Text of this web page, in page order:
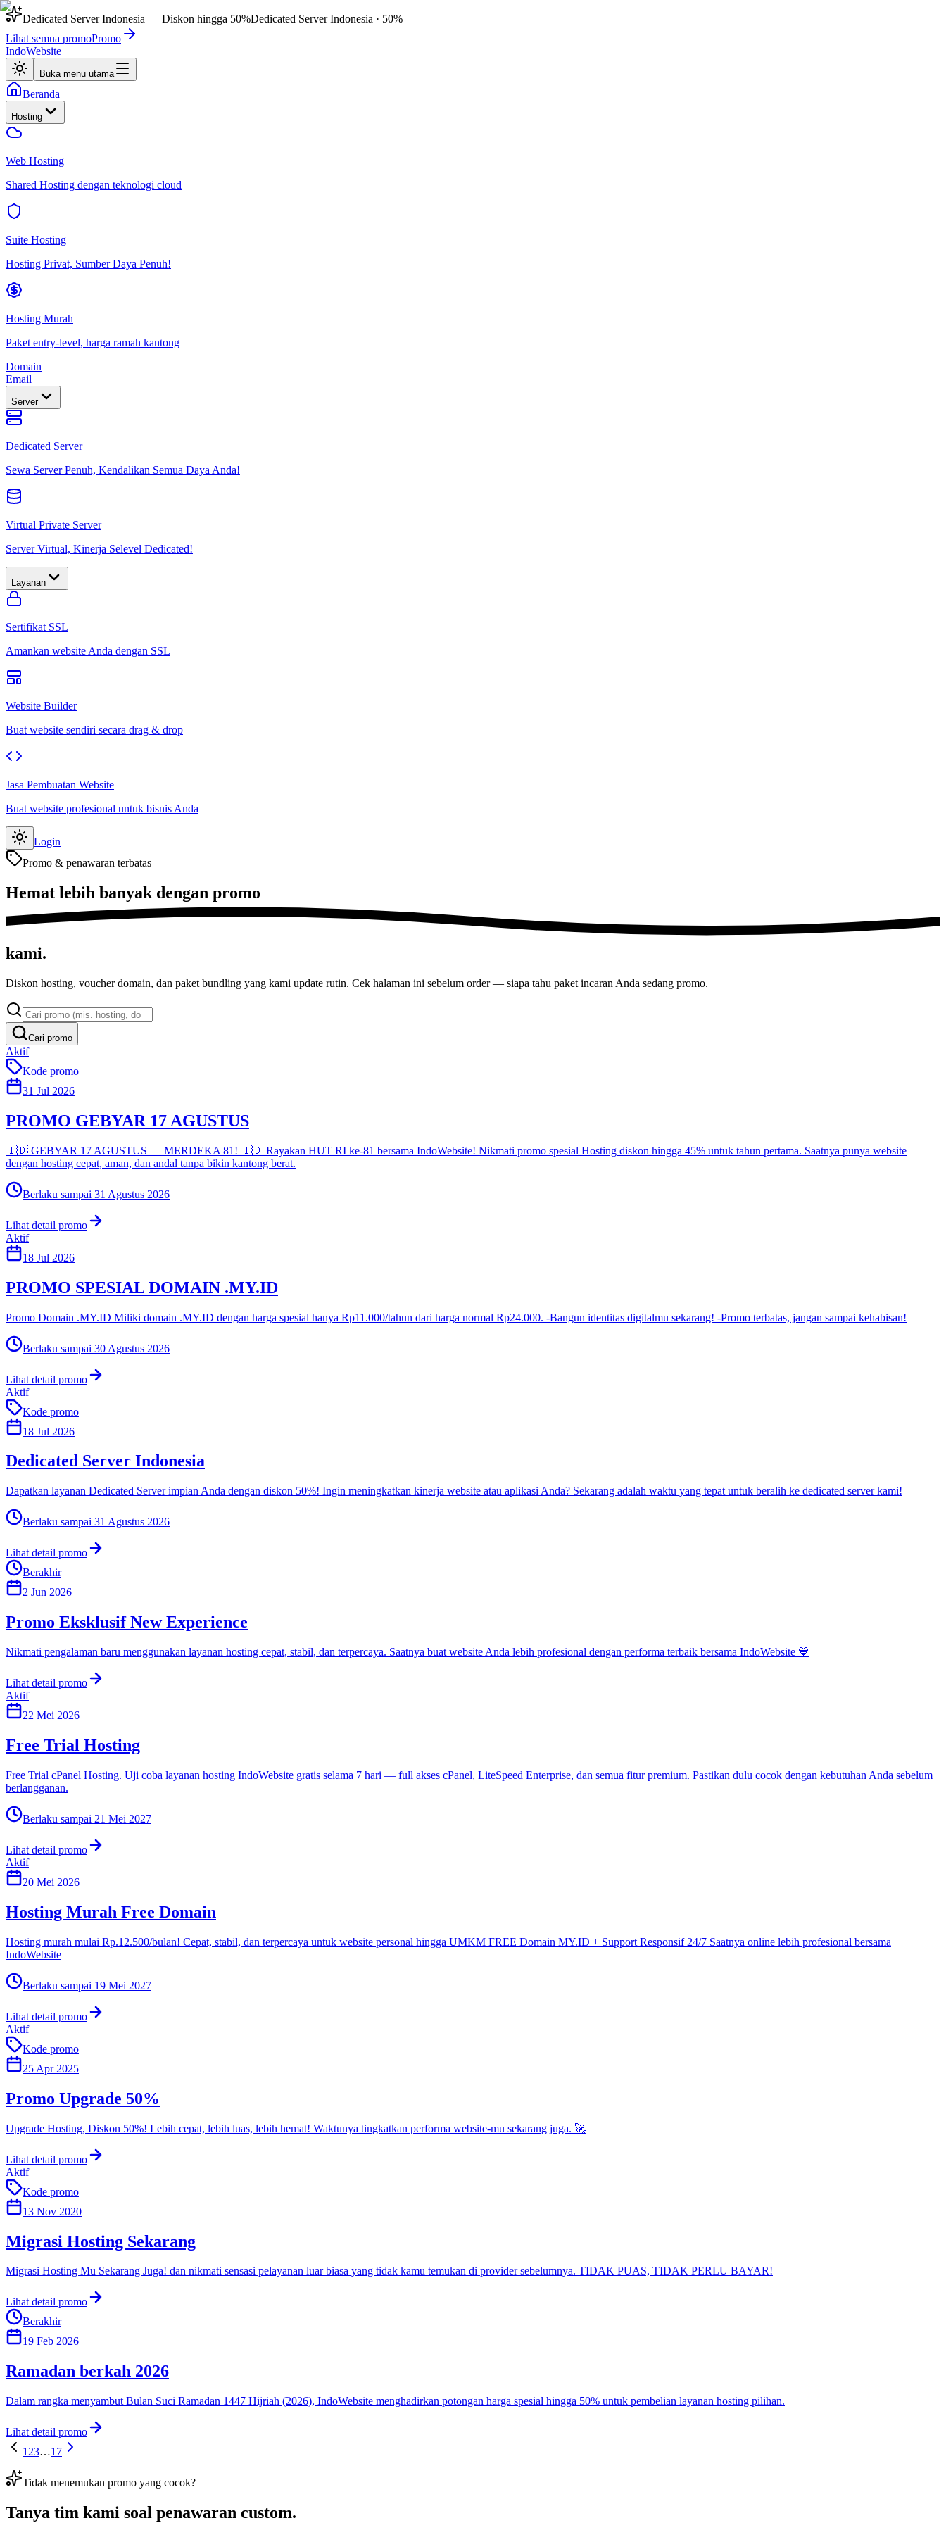
Dedicated Server Indonesia — Diskon hingga 50%Dedicated Server Indonesia · 50%
Lihat semua promoPromo
IndoWebsite
Buka menu utama
Beranda
Hosting
Web Hosting
Shared Hosting dengan teknologi cloud
Suite Hosting
Hosting Privat, Sumber Daya Penuh!
Hosting Murah
Paket entry-level, harga ramah kantong
Domain
Email
Server
Dedicated Server
Sewa Server Penuh, Kendalikan Semua Daya Anda!
Virtual Private Server
Server Virtual, Kinerja Selevel Dedicated!
Layanan
Sertifikat SSL
Amankan website Anda dengan SSL
Website Builder
Buat website sendiri secara drag & drop
Jasa Pembuatan Website
Buat website profesional untuk bisnis Anda
Login
Promo & penawaran terbatas
Hemat lebih banyak dengan promo
kami.
Diskon hosting, voucher domain, dan paket bundling yang kami update rutin. Cek halaman ini sebelum order — siapa tahu paket incaran Anda sedang promo.
Cari promo
Aktif
Kode promo
31 Jul 2026
PROMO GEBYAR 17 AGUSTUS
🇮🇩 GEBYAR 17 AGUSTUS — MERDEKA 81! 🇮🇩 Rayakan HUT RI ke-81 bersama IndoWebsite! Nikmati promo spesial Hosting diskon hingga 45% untuk tahun pertama. Saatnya punya website
dengan hosting cepat, aman, dan andal tanpa bikin kantong berat.
Berlaku sampai 31 Agustus 2026
Lihat detail promo
Aktif
18 Jul 2026
PROMO SPESIAL DOMAIN .MY.ID
Promo Domain .MY.ID Miliki domain .MY.ID dengan harga spesial hanya Rp11.000/tahun dari harga normal Rp24.000. -Bangun identitas digitalmu sekarang! -Promo terbatas, jangan sampai kehabisan!
Berlaku sampai 30 Agustus 2026
Lihat detail promo
Aktif
Kode promo
18 Jul 2026
Dedicated Server Indonesia
Dapatkan layanan Dedicated Server impian Anda dengan diskon 50%! Ingin meningkatkan kinerja website atau aplikasi Anda? Sekarang adalah waktu yang tepat untuk beralih ke dedicated server kami!
Berlaku sampai 31 Agustus 2026
Lihat detail promo
Berakhir
2 Jun 2026
Promo Eksklusif New Experience
Nikmati pengalaman baru menggunakan layanan hosting cepat, stabil, dan terpercaya. Saatnya buat website Anda lebih profesional dengan performa terbaik bersama IndoWebsite 💙
Lihat detail promo
Aktif
22 Mei 2026
Free Trial Hosting
Free Trial cPanel Hosting. Uji coba layanan hosting IndoWebsite gratis selama 7 hari — full akses cPanel, LiteSpeed Enterprise, dan semua fitur premium. Pastikan dulu cocok dengan kebutuhan Anda sebelum
berlangganan.
Berlaku sampai 21 Mei 2027
Lihat detail promo
Aktif
20 Mei 2026
Hosting Murah Free Domain
Hosting murah mulai Rp.12.500/bulan! Cepat, stabil, dan terpercaya untuk website personal hingga UMKM FREE Domain MY.ID + Support Responsif 24/7 Saatnya online lebih profesional bersama
IndoWebsite
Berlaku sampai 19 Mei 2027
Lihat detail promo
Aktif
Kode promo
25 Apr 2025
Promo Upgrade 50%
Upgrade Hosting, Diskon 50%! Lebih cepat, lebih luas, lebih hemat! Waktunya tingkatkan performa website-mu sekarang juga. 🚀
Lihat detail promo
Aktif
Kode promo
13 Nov 2020
Migrasi Hosting Sekarang
Migrasi Hosting Mu Sekarang Juga! dan nikmati sensasi pelayanan luar biasa yang tidak kamu temukan di provider sebelumnya. TIDAK PUAS, TIDAK PERLU BAYAR!
Lihat detail promo
Berakhir
19 Feb 2026
Ramadan berkah 2026
Dalam rangka menyambut Bulan Suci Ramadan 1447 Hijriah (2026), IndoWebsite menghadirkan potongan harga spesial hingga 50% untuk pembelian layanan hosting pilihan.
Lihat detail promo
1 23…17
Tidak menemukan promo yang cocok?
Tanya tim kami soal penawaran custom.